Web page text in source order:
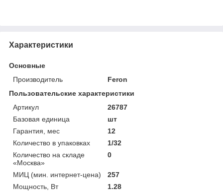
Характеристики
Основные
Производитель
Feron
Пользовательские характеристики
Артикул
26787
Базовая единица
шт
Гарантия, мес
12
Количество в упаковках
1/32
Количество на складе
«Москва»
0
МИЦ (мин. интернет-цена)
257
Мощность, Вт
1.28